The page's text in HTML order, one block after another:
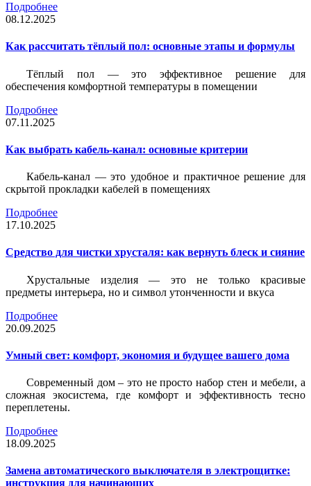
Подробнее
08.12.2025
Как рассчитать тёплый пол: основные этапы и формулы
Тёплый пол — это эффективное решение для
обеспечения комфортной температуры в помещении
Подробнее
07.11.2025
Как выбрать кабель-канал: основные критерии
Кабель-канал — это удобное и практичное решение для
скрытой прокладки кабелей в помещениях
Подробнее
17.10.2025
Средство для чистки хрусталя: как вернуть блеск и сияние
Хрустальные изделия — это не только красивые
предметы интерьера, но и символ утонченности и вкуса
Подробнее
20.09.2025
Умный свет: комфорт, экономия и будущее вашего дома
Современный дом – это не просто набор стен и мебели, а
сложная экосистема, где комфорт и эффективность тесно
переплетены.
Подробнее
18.09.2025
Замена автоматического выключателя в электрощитке:
инструкция для начинающих